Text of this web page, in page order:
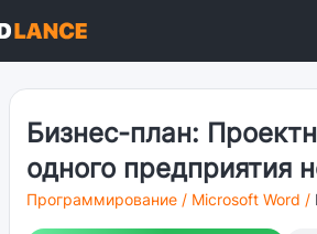
Бизнес-план:
одного предприятия
Программирование / Microsoft Word /